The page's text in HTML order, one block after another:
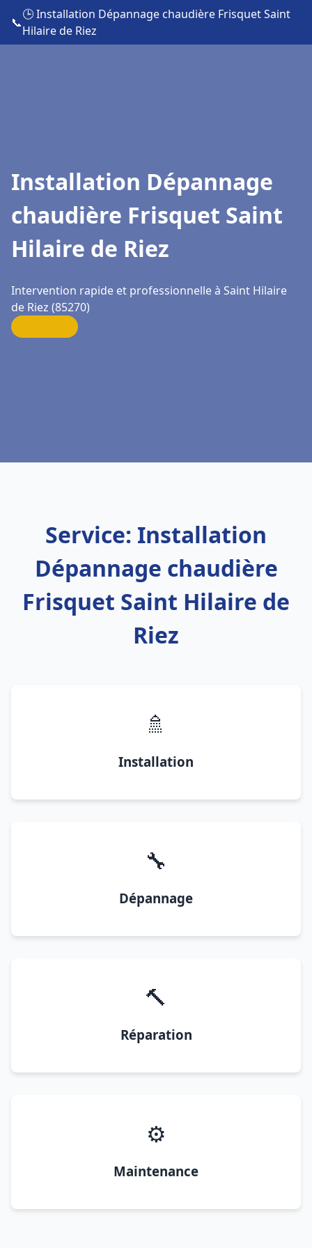
📞
🕒 Installation Dépannage chaudière Frisquet Saint
Hilaire de Riez
Installation Dépannage
chaudière Frisquet Saint
Hilaire de Riez
Intervention rapide et professionnelle à Saint Hilaire
de Riez (85270)
Service: Installation
Dépannage chaudière
Frisquet Saint Hilaire de
Riez
🚿
Installation
🔧
Dépannage
🔨
Réparation
⚙️
Maintenance